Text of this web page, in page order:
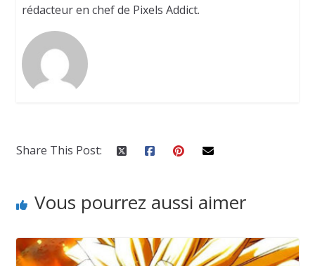
rédacteur en chef de Pixels Addict.
Share This Post:
Vous pourrez aussi aimer